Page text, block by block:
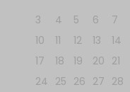
3
4 5 6 7
10
11 12 13 14
17
18 19 20 21
24 25 26 27 28